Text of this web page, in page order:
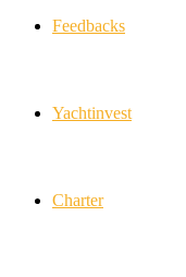
Feedbacks
Yachtinvest
Charter